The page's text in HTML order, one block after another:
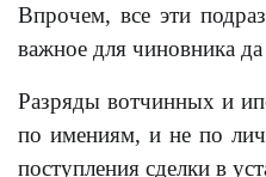
Впрочем, все эти
важное для чиновника
Разряды вотчинных и
по имениям, и не по
поступления сделки в